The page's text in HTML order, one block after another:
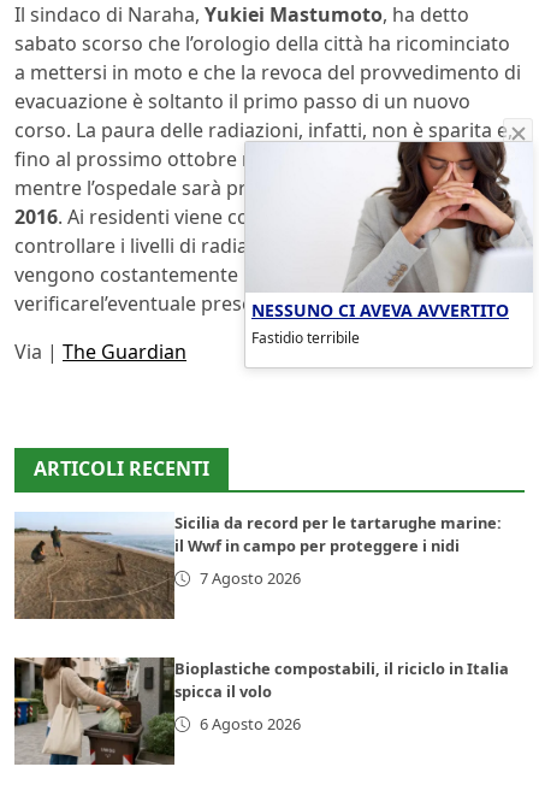
Il sindaco di Naraha, Yukiei Mastumoto, ha detto
sabato scorso che l’orologio della città ha ricominciato
a mettersi in moto e che la revoca del provvedimento di
evacuazione è soltanto il primo passo di un nuovo
corso. La paura delle radiazioni, infatti, non è sparita e,
fino al prossimo ottobre non sarà attiva la clinica locale,
mentre l’ospedale sarà pronto solamente nelfebbraio
2016. Ai residenti viene consegnato un dosimetroper
controllare i livelli di radiazione e anche le acque
vengono costantemente monitorate per
verificarel’eventuale presenza di materiali radioattivi.
Via | The Guardian
ARTICOLI RECENTI
Sicilia da record per le tartarughe marine:
il Wwf in campo per proteggere i nidi
7 Agosto 2026
Bioplastiche compostabili, il riciclo in Italia
spicca il volo
6 Agosto 2026
NESSUNO CI AVEVA AVVERTITO
Fastidio terribile